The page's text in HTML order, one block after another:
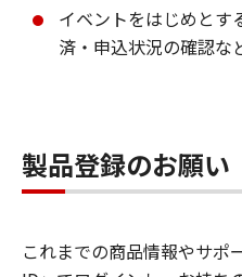
イベントをはじめとす
済・申込状況の確認な
製品登録のお願い
これまでの商品情報やサポ